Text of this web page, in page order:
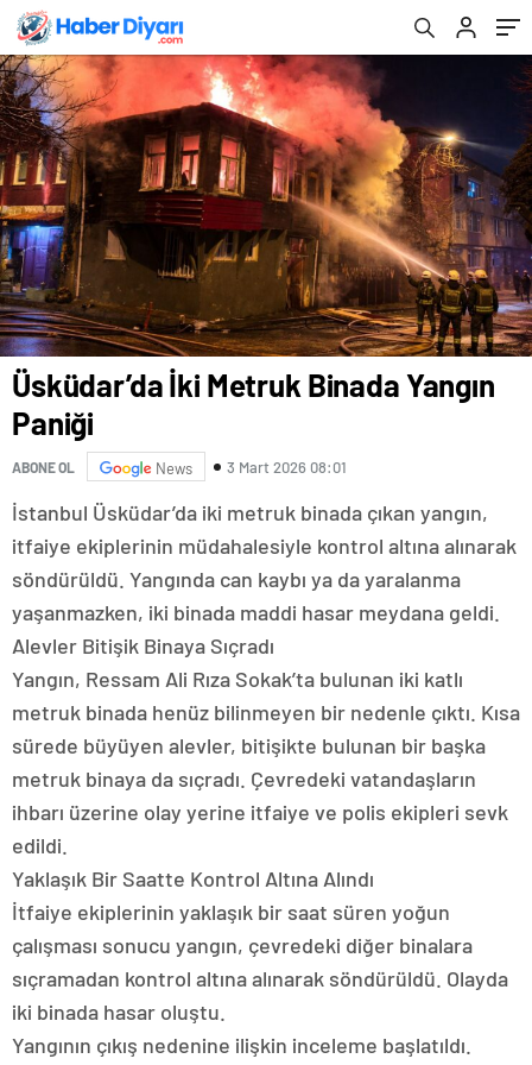
Üsküdar’da İki Metruk Binada Yangın
Paniği
ABONE OL News 3 Mart 2026 08:01
İstanbul Üsküdar’da iki metruk binada çıkan yangın,
itfaiye ekiplerinin müdahalesiyle kontrol altına alınarak
söndürüldü. Yangında can kaybı ya da yaralanma
yaşanmazken, iki binada maddi hasar meydana geldi.
Alevler Bitişik Binaya Sıçradı
Yangın, Ressam Ali Rıza Sokak’ta bulunan iki katlı
metruk binada henüz bilinmeyen bir nedenle çıktı. Kısa
sürede büyüyen alevler, bitişikte bulunan bir başka
metruk binaya da sıçradı. Çevredeki vatandaşların
ihbarı üzerine olay yerine itfaiye ve polis ekipleri sevk
edildi.
Yaklaşık Bir Saatte Kontrol Altına Alındı
İtfaiye ekiplerinin yaklaşık bir saat süren yoğun
çalışması sonucu yangın, çevredeki diğer binalara
sıçramadan kontrol altına alınarak söndürüldü. Olayda
iki binada hasar oluştu.
Yangının çıkış nedenine ilişkin inceleme başlatıldı.